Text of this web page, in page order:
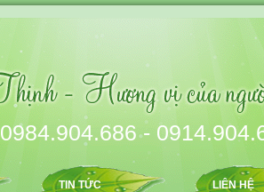
0984.904.686 -
TIN TỨC LIÊN HỆ